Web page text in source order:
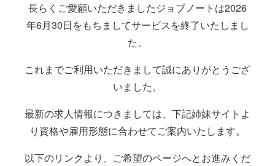
長らくご愛顧いただきましたジョブノートは2026
年6月30日をもちましてサービスを終了いたしまし
た。
これまでご利用いただきまして誠にありがとうござ
いました。
最新の求人情報につきましては、下記姉妹サイトよ
り資格や雇用形態に合わせてご案内いたします。
以下のリンクより、ご希望のページへとお進みくだ